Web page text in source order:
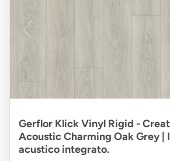
Gerflor Klick Vinyl Rigid -
Acoustic Charming Oak Grey |
acustico integrato.